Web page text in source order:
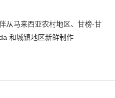
从马来西亚农村地区、甘榜-甘
和城镇地区新鲜制作